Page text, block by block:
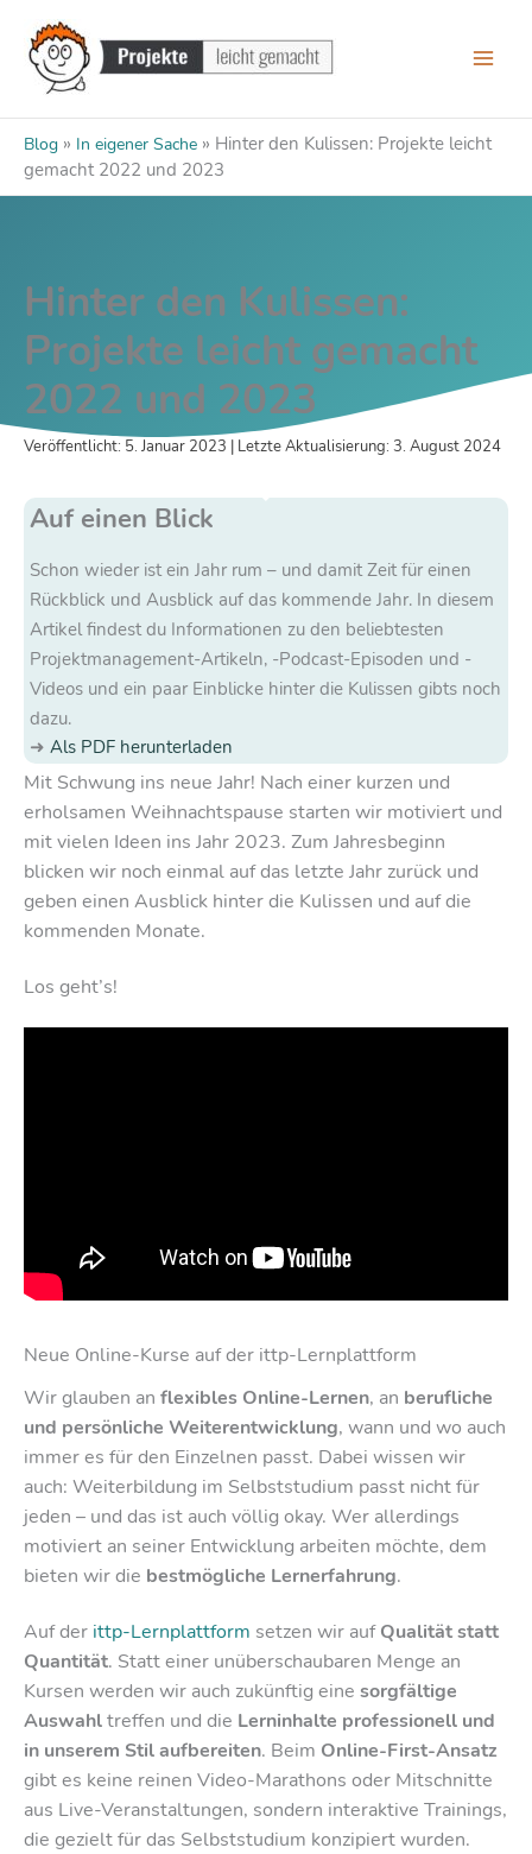
Inhalt
springen
Blog » In eigener Sache » Hinter den Kulissen: Projekte leicht
gemacht 2022 und 2023
Hinter den Kulissen:
Projekte leicht gemacht
2022 und 2023
Veröffentlicht: 5. Januar 2023 | Letzte Aktualisierung: 3. August 2024
Auf einen Blick
Schon wieder ist ein Jahr rum – und damit Zeit für einen
Rückblick und Ausblick auf das kommende Jahr. In diesem
Artikel findest du Informationen zu den beliebtesten
Projektmanagement-Artikeln, -Podcast-Episoden und -
Videos und ein paar Einblicke hinter die Kulissen gibts noch
dazu.
Als PDF herunterladen
Mit Schwung ins neue Jahr! Nach einer kurzen und
erholsamen Weihnachtspause starten wir motiviert und
mit vielen Ideen ins Jahr 2023. Zum Jahresbeginn
blicken wir noch einmal auf das letzte Jahr zurück und
geben einen Ausblick hinter die Kulissen und auf die
kommenden Monate.
Los geht’s!
Neue Online-Kurse auf der ittp-Lernplattform
Wir glauben an flexibles Online-Lernen, an berufliche
und persönliche Weiterentwicklung, wann und wo auch
immer es für den Einzelnen passt. Dabei wissen wir
auch: Weiterbildung im Selbststudium passt nicht für
jeden – und das ist auch völlig okay. Wer allerdings
motiviert an seiner Entwicklung arbeiten möchte, dem
bieten wir die bestmögliche Lernerfahrung.
Auf der ittp-Lernplattform setzen wir aufQualität statt
Quantität. Statt einer unüberschaubaren Menge an
Kursen werden wir auch zukünftig eine sorgfältige
Auswahltreffen und die Lerninhalte professionell und
in unserem Stil aufbereiten. Beim Online-First-Ansatz
gibt es keine reinen Video-Marathons oder Mitschnitte
aus Live-Veranstaltungen, sondern interaktive Trainings,
die gezielt für das Selbststudium konzipiert wurden.